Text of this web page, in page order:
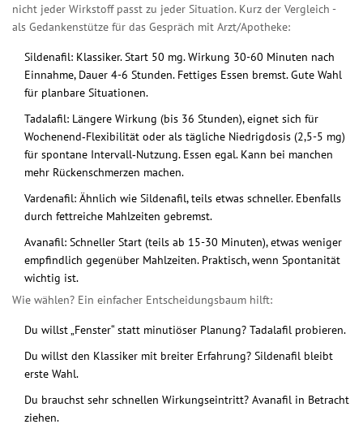
nicht jeder Wirkstoff passt zu jeder Situation. Kurz der Vergleich -
als Gedankenstütze für das Gespräch mit Arzt/Apotheke:
Sildenafil: Klassiker. Start 50 mg. Wirkung 30-60 Minuten nach
Einnahme, Dauer 4-6 Stunden. Fettiges Essen bremst. Gute Wahl
für planbare Situationen.
Tadalafil: Längere Wirkung (bis 36 Stunden), eignet sich für
Wochenend‑Flexibilität oder als tägliche Niedrigdosis (2,5-5 mg)
für spontane Intervall‑Nutzung. Essen egal. Kann bei manchen
mehr Rückenschmerzen machen.
Vardenafil: Ähnlich wie Sildenafil, teils etwas schneller. Ebenfalls
durch fettreiche Mahlzeiten gebremst.
Avanafil: Schneller Start (teils ab 15-30 Minuten), etwas weniger
empfindlich gegenüber Mahlzeiten. Praktisch, wenn Spontanität
wichtig ist.
Wie wählen? Ein einfacher Entscheidungsbaum hilft:
Du willst „Fenster“ statt minutiöser Planung? Tadalafil probieren.
Du willst den Klassiker mit breiter Erfahrung? Sildenafil bleibt
erste Wahl.
Du brauchst sehr schnellen Wirkungseintritt? Avanafil in Betracht
ziehen.